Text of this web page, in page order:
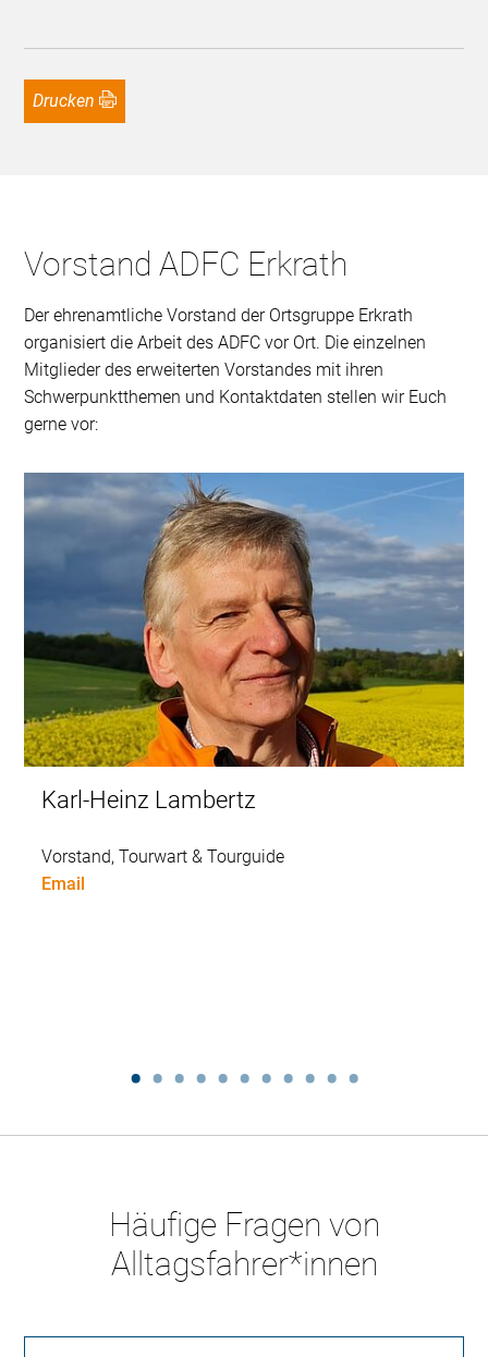
Drucken
Vorstand ADFC Erkrath
Der ehrenamtliche Vorstand der Ortsgruppe Erkrath
organisiert die Arbeit des ADFC vor Ort. Die einzelnen
Mitglieder des erweiterten Vorstandes mit ihren
Schwerpunktthemen und Kontaktdaten stellen wir Euch
gerne vor:
Karl-Heinz Lambertz
Vorstand, Tourwart & Tourguide
Email
Häufige Fragen von
Alltagsfahrer*innen